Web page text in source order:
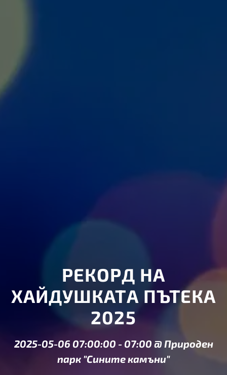
РЕКОРД НА
ХАЙДУШКАТА ПЪТЕКА
2025
2025-05-06 07:00:00 - 07:00 @ Природен
парк "Сините камъни"